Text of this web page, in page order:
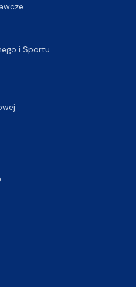
i Sportu